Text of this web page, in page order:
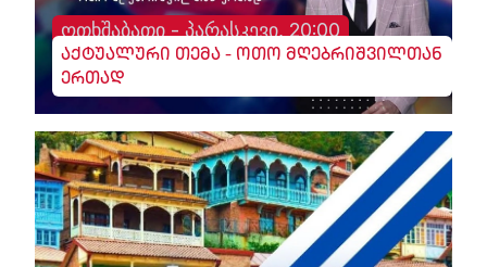
ოთხშაბათი - პარასკევი, 20:00
აქტუალური თემა - ოთო მღებრიშვილთან
ერთად